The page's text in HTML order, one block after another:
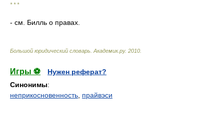
* * *
- см. Билль о правах.
Большой юридический словарь Академик.ру. 2010
Игры ⚽
Нужен реферат?
Синонимы:
неприкосновенность прайвэси